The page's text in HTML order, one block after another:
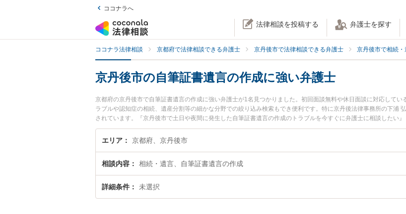
ココナラへ
法律相談を投稿する 弁護士を探す
ココナラ法律相談 京都府で法律相談できる弁護士 京丹後市で法律相談できる弁護士 京丹後市で相続
京丹後市の自筆証書遺言の作成に強い弁護士
京都府の京丹後市で自筆証書遺言の作成に強い弁護士が1名見つかりました。初回面談無料や休日面談に対応して
ラブルや認知症の相続、遺産分割等の細かな分野での絞り込み検索もでき便利です。特に京丹後法律事務所の下浦
されています。『京丹後市で土日や夜間に発生した自筆証書遺言の作成のトラブルを今すぐに弁護士に相談したい
士を検索したい』『初回相談無料で自筆証書遺言の作成を法律相談できる京丹後市内の弁護士に相談予約したい』
エリア 京都府、京丹後市
相談内容 相続・遺言、自筆証書遺言の作成
詳細条件 未選択